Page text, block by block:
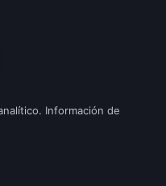
Información de